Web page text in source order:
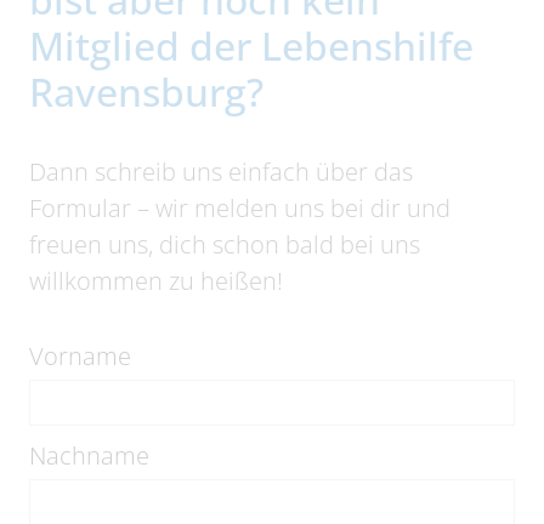
Mitglied der Lebenshilfe
Ravensburg?
Dann schreib uns einfach über das
Formular – wir melden uns bei dir und
freuen uns, dich schon bald bei uns
willkommen zu heißen!
Vorname
Nachname